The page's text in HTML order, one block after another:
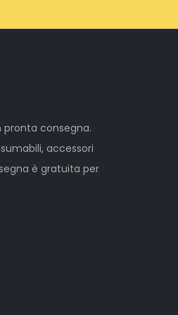
pronta consegna.
accessori
è gratuita per